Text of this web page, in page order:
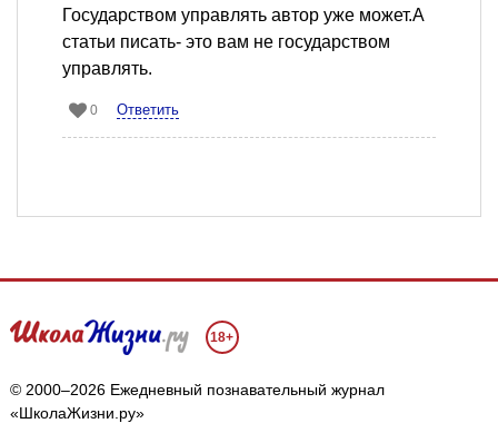
Государством управлять автор уже может.А
статьи писать- это вам не государством
управлять.
0 Ответить
18+
© 2000–2026 Ежедневный познавательный журнал
«ШколаЖизни.ру»